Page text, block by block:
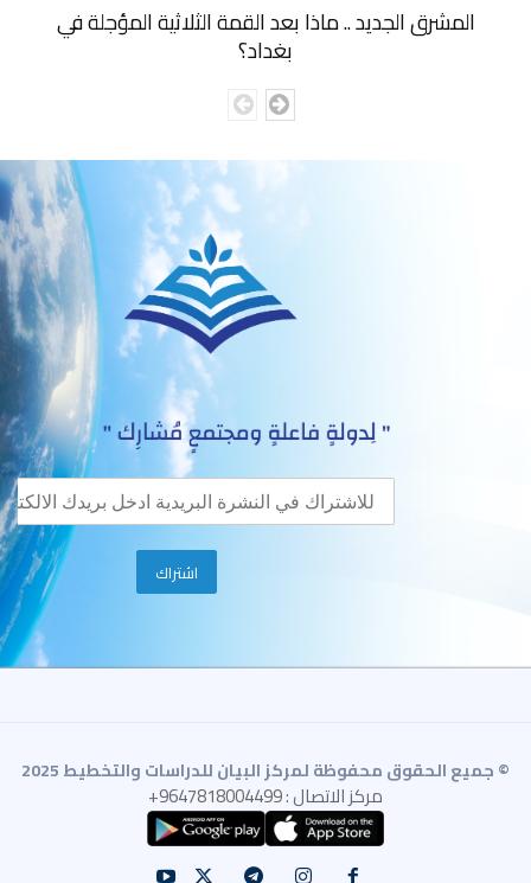
المشرق الجديد .. ماذا بعد القمة الثلاثية المؤجلة في
بغداد؟
© جميع الحقوق محفوظة لمركز البيان للدراسات والتخطيط 2025
مركز الاتصال : 9647818004499+